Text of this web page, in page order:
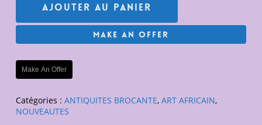
Ajouter Au Panier
Make An Offer
Make An Offer
Catégories : ANTIQUITES BROCANTE, ART AFRICAIN,
NOUVEAUTES